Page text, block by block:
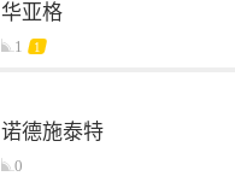
华亚格
1 1
诺德施泰特
0